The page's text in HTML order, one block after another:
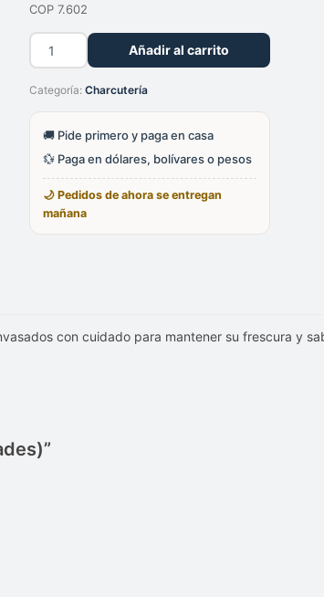
COP 7.602
Medio
cartón
Huevos
(15
unidades)
Añadir al carrito
Categoría: Charcutería
🚚 Pide primero y paga en casa
💱 Paga en dólares, bolívares o pesos
🌙 Pedidos de ahora se entregan
mañana
con cuidado para mantener su frescura y